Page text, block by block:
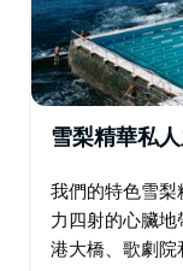
雪梨精華私
我們的特色雪
力四射的心臟
港大橋、歌劇